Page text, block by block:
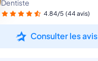
Dentiste
4.84/5 (44 avis)
Consulter les avis